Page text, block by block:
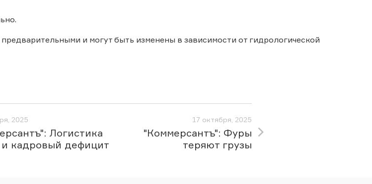
и могут быть изменены в зависимости от гидрологической
2025
Логистика
кадровый дефицит
17 октября, 2025
"Коммерсантъ": Фуры
теряют грузы